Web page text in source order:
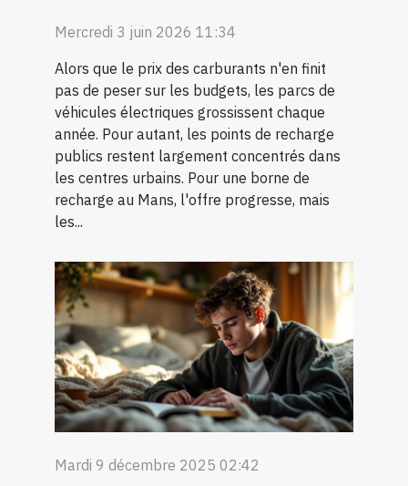
Mercredi 3 juin 2026 11:34
Alors que le prix des carburants n'en finit
pas de peser sur les budgets, les parcs de
véhicules électriques grossissent chaque
année. Pour autant, les points de recharge
publics restent largement concentrés dans
les centres urbains. Pour une borne de
recharge au Mans, l'offre progresse, mais
les...
Mardi 9 décembre 2025 02:42